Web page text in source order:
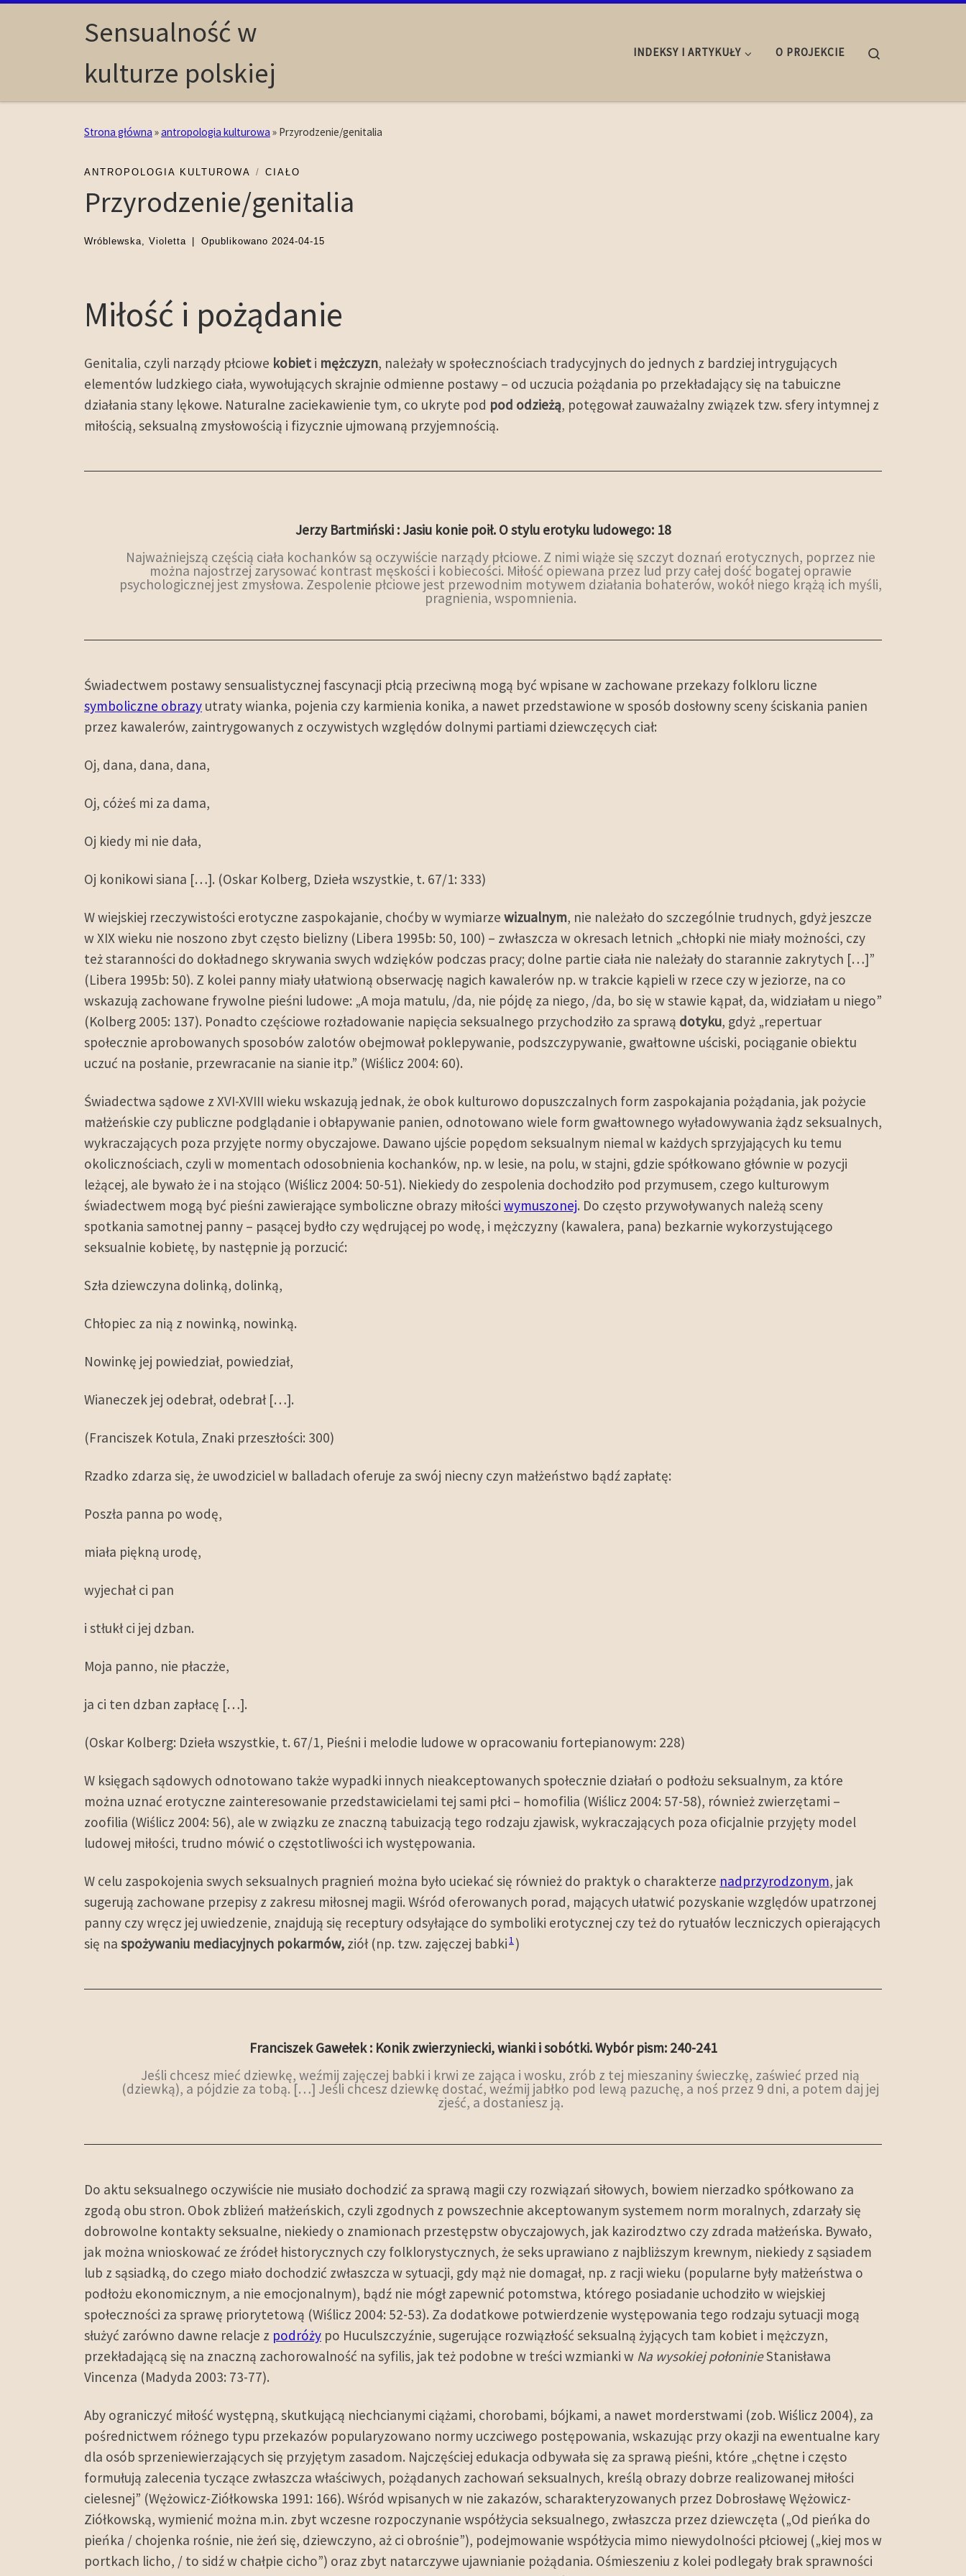
Skip to contentSensualność w
kulturze polskiej
INDEKSY I ARTYKUŁY O PROJEKCIE
Strona główna »antropologia kulturowa » Przyrodzenie/genitalia
ANTROPOLOGIA KULTUROWA CIAŁO
Przyrodzenie/genitalia
Wróblewska, Violetta Opublikowano 2024-04-15
Miłość i pożądanie
Genitalia, czyli narządy płciowe kobiet i mężczyzn, należały w społecznościach tradycyjnych do jednych z bardziej intrygujących
elementów ludzkiego ciała, wywołujących skrajnie odmienne postawy – od uczucia pożądania po przekładający się na tabuiczne
działania stany lękowe. Naturalne zaciekawienie tym, co ukryte pod pod odzieżą, potęgował zauważalny związek tzw. sfery intymnej z
miłością, seksualną zmysłowością i fizycznie ujmowaną przyjemnością.
Jerzy Bartmiński : Jasiu konie poił. O stylu erotyku ludowego: 18
Najważniejszą częścią ciała kochanków są oczywiście narządy płciowe. Z nimi wiąże się szczyt doznań erotycznych, poprzez nie
można najostrzej zarysować kontrast męskości i kobiecości. Miłość opiewana przez lud przy całej dość bogatej oprawie
psychologicznej jest zmysłowa. Zespolenie płciowe jest przewodnim motywem działania bohaterów, wokół niego krążą ich myśli,
pragnienia, wspomnienia.
Świadectwem postawy sensualistycznej fascynacji płcią przeciwną mogą być wpisane w zachowane przekazy folkloru liczne
symboliczne obrazy utraty wianka, pojenia czy karmienia konika, a nawet przedstawione w sposób dosłowny sceny ściskania panien
przez kawalerów, zaintrygowanych z oczywistych względów dolnymi partiami dziewczęcych ciał:
Oj, dana, dana, dana,
Oj, cóżeś mi za dama,
Oj kiedy mi nie dała,
Oj konikowi siana […]. (Oskar Kolberg, Dzieła wszystkie, t. 67/1: 333)
W wiejskiej rzeczywistości erotyczne zaspokajanie, choćby w wymiarze wizualnym, nie należało do szczególnie trudnych, gdyż jeszcze
w XIX wieku nie noszono zbyt często bielizny (Libera 1995b: 50, 100) – zwłaszcza w okresach letnich „chłopki nie miały możności, czy
też staranności do dokładnego skrywania swych wdzięków podczas pracy; dolne partie ciała nie należały do starannie zakrytych […]”
(Libera 1995b: 50). Z kolei panny miały ułatwioną obserwację nagich kawalerów np. w trakcie kąpieli w rzece czy w jeziorze, na co
wskazują zachowane frywolne pieśni ludowe: „A moja matulu, /da, nie pójdę za niego, /da, bo się w stawie kąpał, da, widziałam u niego”
(Kolberg 2005: 137). Ponadto częściowe rozładowanie napięcia seksualnego przychodziło za sprawą dotyku, gdyż „repertuar
społecznie aprobowanych sposobów zalotów obejmował poklepywanie, podszczypywanie, gwałtowne uściski, pociąganie obiektu
uczuć na posłanie, przewracanie na sianie itp.” (Wiślicz 2004: 60).
Świadectwa sądowe z XVI-XVIII wieku wskazują jednak, że obok kulturowo dopuszczalnych form zaspokajania pożądania, jak pożycie
małżeńskie czy publiczne podglądanie i obłapywanie panien, odnotowano wiele form gwałtownego wyładowywania żądz seksualnych,
wykraczających poza przyjęte normy obyczajowe. Dawano ujście popędom seksualnym niemal w każdych sprzyjających ku temu
okolicznościach, czyli w momentach odosobnienia kochanków, np. w lesie, na polu, w stajni, gdzie spółkowano głównie w pozycji
leżącej, ale bywało że i na stojąco (Wiślicz 2004: 50-51). Niekiedy do zespolenia dochodziło pod przymusem, czego kulturowym
świadectwem mogą być pieśni zawierające symboliczne obrazy miłości wymuszonej. Do często przywoływanych należą sceny
spotkania samotnej panny – pasącej bydło czy wędrującej po wodę, i mężczyzny (kawalera, pana) bezkarnie wykorzystującego
seksualnie kobietę, by następnie ją porzucić:
Szła dziewczyna dolinką, dolinką,
Chłopiec za nią z nowinką, nowinką.
Nowinkę jej powiedział, powiedział,
Wianeczek jej odebrał, odebrał […].
(Franciszek Kotula, Znaki przeszłości: 300)
Rzadko zdarza się, że uwodziciel w balladach oferuje za swój niecny czyn małżeństwo bądź zapłatę:
Poszła panna po wodę,
miała piękną urodę,
wyjechał ci pan
i stłukł ci jej dzban.
Moja panno, nie płaczże,
ja ci ten dzban zapłacę […].
(Oskar Kolberg: Dzieła wszystkie, t. 67/1, Pieśni i melodie ludowe w opracowaniu fortepianowym: 228)
W księgach sądowych odnotowano także wypadki innych nieakceptowanych społecznie działań o podłożu seksualnym, za które
można uznać erotyczne zainteresowanie przedstawicielami tej sami płci – homofilia (Wiślicz 2004: 57-58), również zwierzętami –
zoofilia (Wiślicz 2004: 56), ale w związku ze znaczną tabuizacją tego rodzaju zjawisk, wykraczających poza oficjalnie przyjęty model
ludowej miłości, trudno mówić o częstotliwości ich występowania.
W celu zaspokojenia swych seksualnych pragnień można było uciekać się również do praktyk o charakterze nadprzyrodzonym, jak
sugerują zachowane przepisy z zakresu miłosnej magii. Wśród oferowanych porad, mających ułatwić pozyskanie względów upatrzonej
panny czy wręcz jej uwiedzenie, znajdują się receptury odsyłające do symboliki erotycznej czy też do rytuałów leczniczych opierających
się na spożywaniu mediacyjnych pokarmów, ziół (np. tzw. zajęczej babki1 )
Franciszek Gawełek : Konik zwierzyniecki, wianki i sobótki. Wybór pism: 240-241
Jeśli chcesz mieć dziewkę, weźmij zajęczej babki i krwi ze zająca i wosku, zrób z tej mieszaniny świeczkę, zaświeć przed nią
(dziewką), a pójdzie za tobą. […] Jeśli chcesz dziewkę dostać, weźmij jabłko pod lewą pazuchę, a noś przez 9 dni, a potem daj jej
zjeść, a dostaniesz ją.
Do aktu seksualnego oczywiście nie musiało dochodzić za sprawą magii czy rozwiązań siłowych, bowiem nierzadko spółkowano za
zgodą obu stron. Obok zbliżeń małżeńskich, czyli zgodnych z powszechnie akceptowanym systemem norm moralnych, zdarzały się
dobrowolne kontakty seksualne, niekiedy o znamionach przestępstw obyczajowych, jak kazirodztwo czy zdrada małżeńska. Bywało,
jak można wnioskować ze źródeł historycznych czy folklorystycznych, że seks uprawiano z najbliższym krewnym, niekiedy z sąsiadem
lub z sąsiadką, do czego miało dochodzić zwłaszcza w sytuacji, gdy mąż nie domagał, np. z racji wieku (popularne były małżeństwa o
podłożu ekonomicznym, a nie emocjonalnym), bądź nie mógł zapewnić potomstwa, którego posiadanie uchodziło w wiejskiej
społeczności za sprawę priorytetową (Wiślicz 2004: 52-53). Za dodatkowe potwierdzenie występowania tego rodzaju sytuacji mogą
służyć zarówno dawne relacje z podróży po Huculszczyźnie, sugerujące rozwiązłość seksualną żyjących tam kobiet i mężczyzn,
przekładającą się na znaczną zachorowalność na syfilis, jak też podobne w treści wzmianki w Na wysokiej połoninieStanisława
Vincenza (Madyda 2003: 73-77).
Aby ograniczyć miłość występną, skutkującą niechcianymi ciążami, chorobami, bójkami, a nawet morderstwami (zob. Wiślicz 2004), za
pośrednictwem różnego typu przekazów popularyzowano normy uczciwego postępowania, wskazując przy okazji na ewentualne kary
dla osób sprzeniewierzających się przyjętym zasadom. Najczęściej edukacja odbywała się za sprawą pieśni, które „chętne i często
formułują zalecenia tyczące zwłaszcza właściwych, pożądanych zachowań seksualnych, kreślą obrazy dobrze realizowanej miłości
cielesnej” (Wężowicz-Ziółkowska 1991: 166). Wśród wpisanych w nie zakazów, scharakteryzowanych przez Dobrosławę Wężowicz-
Ziółkowską, wymienić można m.in. zbyt wczesne rozpoczynanie współżycia seksualnego, zwłaszcza przez dziewczęta („Od pieńka do
pieńka / chojenka rośnie, nie żeń się, dziewczyno, aż ci obrośnie”), podejmowanie współżycia mimo niewydolności płciowej („kiej mos w
portkach licho, / to sidź w chałpie cicho”) oraz zbyt natarczywe ujawnianie pożądania. Ośmieszeniu z kolei podlegały brak sprawności